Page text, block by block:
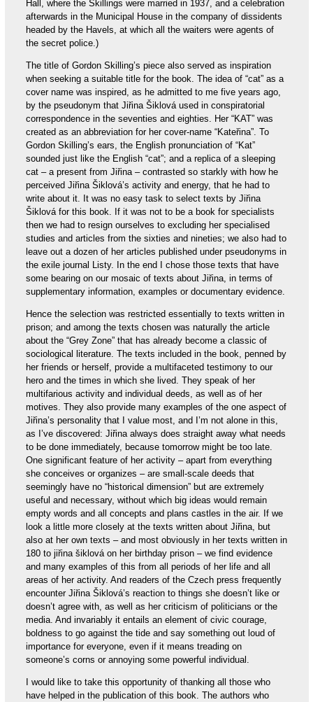
Hall, where the Skillings were married in 1937, and a celebration
afterwards in the Municipal House in the company of dissidents
headed by the Havels, at which all the waiters were agents of
the secret police.)
The title of Gordon Skilling’s piece also served as inspiration
when seeking a suitable title for the book. The idea of “cat” as a
cover name was inspired, as he admitted to me five years ago,
by the pseudonym that Jiřina Šiklová used in conspiratorial
correspondence in the seventies and eighties. Her “KAT” was
created as an abbreviation for her cover-name “Kateřina”. To
Gordon Skilling’s ears, the English pronunciation of “Kat”
sounded just like the English “cat”; and a replica of a sleeping
cat – a present from Jiřina – contrasted so starkly with how he
perceived Jiřina Šiklová’s activity and energy, that he had to
write about it. It was no easy task to select texts by Jiřina
Šiklová for this book. If it was not to be a book for specialists
then we had to resign ourselves to excluding her specialised
studies and articles from the sixties and nineties; we also had to
leave out a dozen of her articles published under pseudonyms in
the exile journal Listy. In the end I chose those texts that have
some bearing on our mosaic of texts about Jiřina, in terms of
supplementary information, examples or documentary evidence.
Hence the selection was restricted essentially to texts written in
prison; and among the texts chosen was naturally the article
about the “Grey Zone” that has already become a classic of
sociological literature. The texts included in the book, penned by
her friends or herself, provide a multifaceted testimony to our
hero and the times in which she lived. They speak of her
multifarious activity and individual deeds, as well as of her
motives. They also provide many examples of the one aspect of
Jiřina’s personality that I value most, and I’m not alone in this,
as I’ve discovered: Jiřina always does straight away what needs
to be done immediately, because tomorrow might be too late.
One significant feature of her activity – apart from everything
she conceives or organizes – are small-scale deeds that
seemingly have no “historical dimension” but are extremely
useful and necessary, without which big ideas would remain
empty words and all concepts and plans castles in the air. If we
look a little more closely at the texts written about Jiřina, but
also at her own texts – and most obviously in her texts written in
180 to jiřina šiklová on her birthday prison – we find evidence
and many examples of this from all periods of her life and all
areas of her activity. And readers of the Czech press frequently
encounter Jiřina Šiklová’s reaction to things she doesn’t like or
doesn’t agree with, as well as her criticism of politicians or the
media. And invariably it entails an element of civic courage,
boldness to go against the tide and say something out loud of
importance for everyone, even if it means treading on
someone’s corns or annoying some powerful individual.
I would like to take this opportunity of thanking all those who
have helped in the publication of this book. The authors who